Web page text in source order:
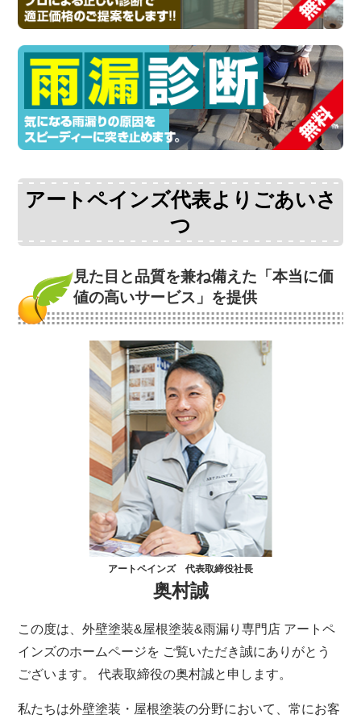
アートペインズ代表よりごあいさ
つ
見た目と品質を兼ね備えた 「本当に価
値の高いサービス」を提供
アートペインズ 代表取締役社長
奥村誠
この度は、外壁塗装&屋根塗装&雨漏り専門店 アートペ
インズのホームページを ご覧いただき誠にありがとう
ございます。 代表取締役の奥村誠と申します。
私たちは外壁塗装・屋根塗装の分野において、常にお客